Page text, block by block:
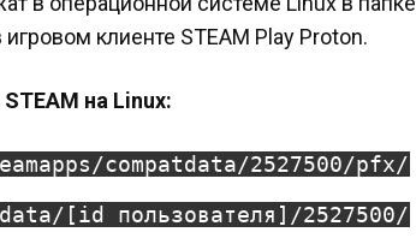
клиенте STEAM Play Proton.
на Linux:
compatdata/2527500/pfx/
[id пользователя]/2527500/